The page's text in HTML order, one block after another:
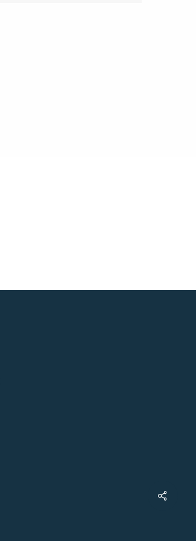
Share